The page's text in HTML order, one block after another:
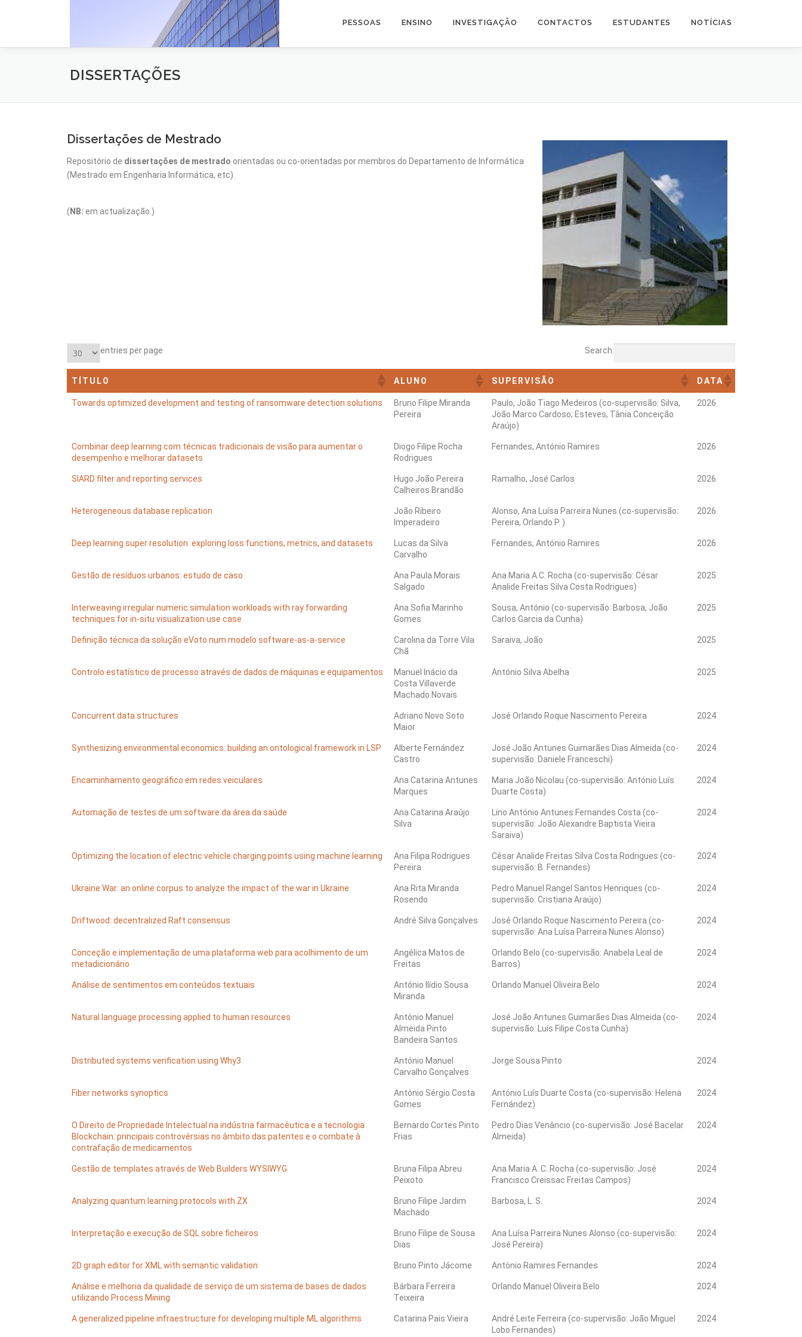
PESSOAS ENSINO INVESTIGAÇÃO CONTACTOS ESTUDANTES NOTÍCIAS
DISSERTAÇÕES
Dissertações de Mestrado
Repositório de dissertações de mestrado orientadas ou co-orientadas por membros do Departamento de Informática
(Mestrado em Engenharia Informática, etc).
( NB: em actualização.)
entries per page Search:
TÍTULO ALUNO SUPERVISÃO DATA
Towards optimized development and testing of ransomware detection solutions
Bruno Filipe Miranda
Pereira
Paulo, João Tiago Medeiros (co-supervisão: Silva,
João Marco Cardoso; Esteves, Tânia Conceição
Araújo)
2026
Combinar deep learning com técnicas tradicionais de visão para aumentar o
desempenho e melhorar datasets
Diogo Filipe Rocha
Rodrigues
Fernandes, António Ramires 2026
SIARD filter and reporting services
Hugo João Pereira
Calheiros Brandão
Ramalho, José Carlos 2026
Heterogeneous database replication
João Ribeiro
Imperadeiro
Alonso, Ana Luísa Parreira Nunes (co-supervisão:
Pereira, Orlando P. )
2026
Deep learning super resolution: exploring loss functions, metrics, and datasets
Lucas da Silva
Carvalho
Fernandes, António Ramires 2026
Gestão de resíduos urbanos: estudo de caso
Ana Paula Morais
Salgado
Ana Maria A.C. Rocha (co-supervisão: César
Analide Freitas Silva Costa Rodrigues)
2025
Interweaving irregular numeric simulation workloads with ray forwarding
techniques for in-situ visualization use case
Ana Sofia Marinho
Gomes
Sousa, António (co-supervisão: Barbosa, João
Carlos Garcia da Cunha)
2025
Definição técnica da solução eVoto num modelo software-as-a-service
Carolina da Torre Vila
Chã
Saraiva, João 2025
Controlo estatístico de processo através de dados de máquinas e equipamentos
Manuel Inácio da
Costa Villaverde
Machado Novais
António Silva Abelha 2025
Concurrent data structures
Adriano Novo Soto
Maior
José Orlando Roque Nascimento Pereira 2024
Synthesizing environmental economics: building an ontological framework in LSP
Alberte Fernández
Castro
José João Antunes Guimarães Dias Almeida (co-
supervisão: Daniele Franceschi)
2024
Encaminhamento geográfico em redes veiculares
Ana Catarina Antunes
Marques
Maria João Nicolau (co-supervisão: António Luís
Duarte Costa)
2024
Automação de testes de um software da área da saúde
Ana Catarina Araújo
Silva
Lino António Antunes Fernandes Costa (co-
supervisão: João Alexandre Baptista Vieira
Saraiva)
2024
Optimizing the location of electric vehicle charging points using machine learning
Ana Filipa Rodrigues
Pereira
César Analide Freitas Silva Costa Rodrigues (co-
supervisão: B. Fernandes)
2024
Ukraine War: an online corpus to analyze the impact of the war in Ukraine
Ana Rita Miranda
Rosendo
Pedro Manuel Rangel Santos Henriques (co-
supervisão: Cristiana Araújo)
2024
Driftwood: decentralized Raft consensus André Silva Gonçalves
José Orlando Roque Nascimento Pereira (co-
supervisão: Ana Luísa Parreira Nunes Alonso)
2024
Conceção e implementação de uma plataforma web para acolhimento de um
metadicionário
Angélica Matos de
Freitas
Orlando Belo (co-supervisão: Anabela Leal de
Barros)
2024
Análise de sentimentos em conteúdos textuais
António Ilídio Sousa
Miranda
Orlando Manuel Oliveira Belo 2024
Natural language processing applied to human resources
António Manuel
Almeida Pinto
Bandeira Santos
José João Antunes Guimarães Dias Almeida (co-
supervisão: Luís Filipe Costa Cunha)
2024
Distributed systems verification using Why3
António Manuel
Carvalho Gonçalves
Jorge Sousa Pinto 2024
Fiber networks synoptics
António Sérgio Costa
Gomes
António Luís Duarte Costa (co-supervisão: Helena
Fernández)
2024
O Direito de Propriedade Intelectual na indústria farmacêutica e a tecnologia
Blockchain: principais controvérsias no âmbito das patentes e o combate à
contrafação de medicamentos
Bernardo Cortes Pinto
Frias
Pedro Dias Venâncio (co-supervisão: José Bacelar
Almeida)
2024
Gestão de templates através de Web Builders WYSIWYG
Bruna Filipa Abreu
Peixoto
Ana Maria A. C. Rocha (co-supervisão: José
Francisco Creissac Freitas Campos)
2024
Analyzing quantum learning protocols with ZX
Bruno Filipe Jardim
Machado
Barbosa, L. S. 2024
Interpretação e execução de SQL sobre ficheiros
Bruno Filipe de Sousa
Dias
Ana Luísa Parreira Nunes Alonso (co-supervisão:
José Pereira)
2024
2D graph editor for XML with semantic validation Bruno Pinto Jácome António Ramires Fernandes 2024
Análise e melhoria da qualidade de serviço de um sistema de bases de dados
utilizando Process Mining
Bárbara Ferreira
Teixeira
Orlando Manuel Oliveira Belo 2024
A generalized pipeline infraestructure for developing multiple ML algorithms Catarina Pais Vieira
André Leite Ferreira (co-supervisão: João Miguel
Lobo Fernandes)
2024